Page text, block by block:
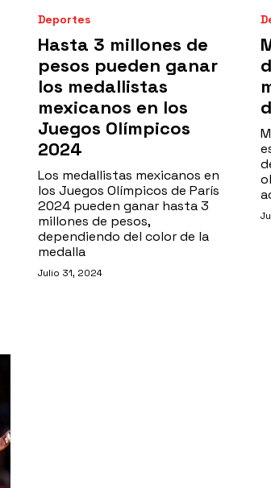
Deportes
Hasta 3 millones de
pesos pueden ganar
los medallistas
mexicanos en los
Juegos Olímpicos
2024
Los medallistas mexicanos en
los Juegos Olímpicos de París
2024 pueden ganar hasta 3
millones de pesos,
dependiendo del color de la
medalla
Julio 31, 2024